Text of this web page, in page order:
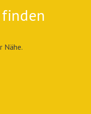
Nähe.